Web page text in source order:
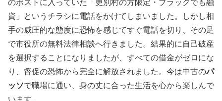
のポストに入っていた「更別村の方限定・ブラックでも融
資」というチラシに電話をかけてしまいました。しかし相
手の威圧的な態度に恐怖を感じてすぐ電話を切り、その足
で市役所の無料法律相談へ行きました。結果的に自己破産
を選択することになりましたが、すべての借金がゼロにな
り、督促の恐怖から完全に解放されました。今は中古のパ
ッソで職場に通い、身の丈に合った生活を心から楽しんで
います。